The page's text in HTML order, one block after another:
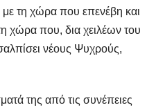
τη χώρα που επενέβη και
χώρα που, δια χειλέων του
νέους Ψυχρούς,
της από τις συνέπειες